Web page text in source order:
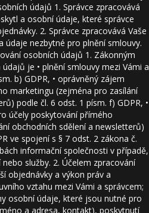
údajů 1. Správce zpracovává
a osobní údaje, které správce
2. Správce zpracovává Vaše
údaje nezbytné pro plnění smlouvy.
osobních údajů 1. Zákonným
je • plnění smlouvy mezi Vámi a
b) GDPR, • oprávněný zájem
marketingu (zejména pro zasílání
podle čl. 6 odst. 1 písm. f) GDPR, •
účely poskytování přímého
obchodních sdělení a newsletterů)
ve spojení s § 7 odst. 2 zákona č.
informační společnosti v případě,
služby. 2. Účelem zpracování
objednávky a výkon práv a
vztahu mezi Vámi a správcem;
osobní údaje, které jsou nutné pro
a adresa, kontakt), poskytnutí